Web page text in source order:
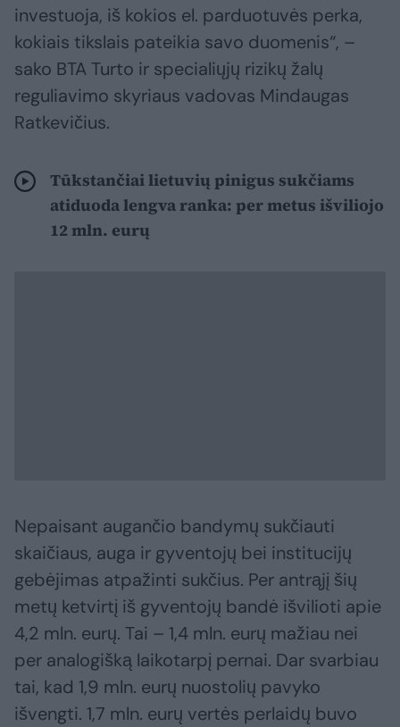
investuoja, iš kokios el. parduotuvės perka,
kokiais tikslais pateikia savo duomenis“, –
sako BTA Turto ir specialiųjų rizikų žalų
reguliavimo skyriaus vadovas Mindaugas
Ratkevičius.
Tūkstančiai lietuvių pinigus sukčiams
atiduoda lengva ranka: per metus išviliojo
12 mln. eurų
Nepaisant augančio bandymų sukčiauti
skaičiaus, auga ir gyventojų bei institucijų
gebėjimas atpažinti sukčius. Per antrąjį šių
metų ketvirtį iš gyventojų bandė išvilioti apie
4,2 mln. eurų. Tai – 1,4 mln. eurų mažiau nei
per analogišką laikotarpį pernai. Dar svarbiau
tai, kad 1,9 mln. eurų nuostolių pavyko
išvengti. 1,7 mln. eurų vertės perlaidų buvo